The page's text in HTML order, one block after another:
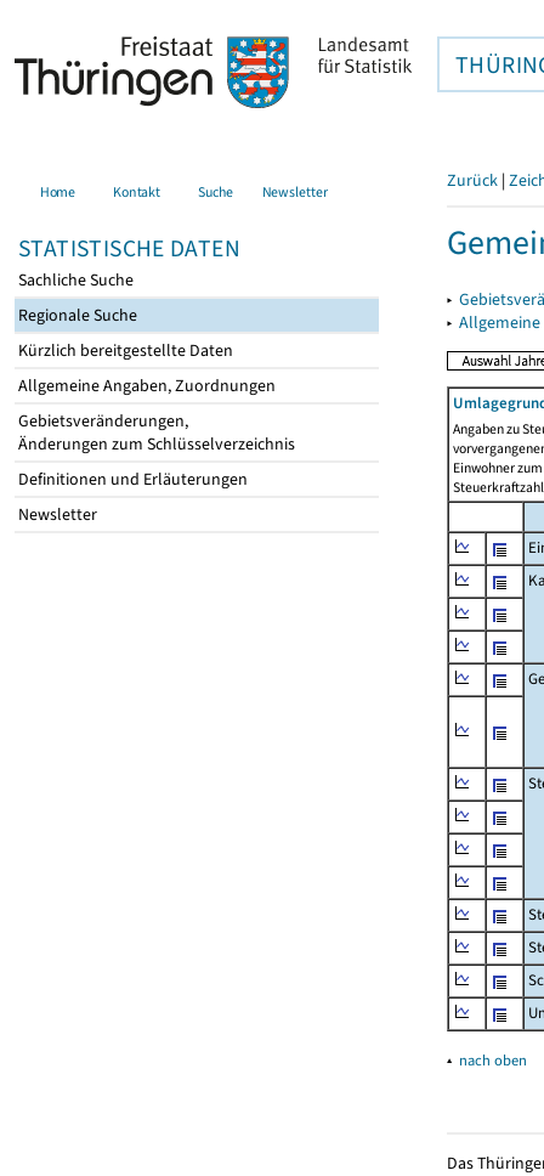
Home Kontakt Suche Newsletter
STATISTISCHE DATEN
Sachliche Suche
Regionale Suche
Kürzlich bereitgestellte Daten
Allgemeine Angaben, Zuordnungen
Gebietsveränderungen,
Änderungen zum Schlüsselverzeichnis
Definitionen und Erläuterungen
Newsletter
Zurück |
▸
▸
Angaben zu
Einwohner
▴ nach oben
Das